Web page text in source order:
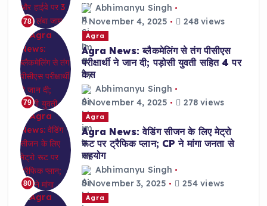
78
Abhimanyu Singh
November 4, 2025
248 views
79
Agra
Agra News: ब्लैकमेलिंग से तंग पीसीएस
परीक्षार्थी ने जान दी; पड़ोसी युवती सहित 4 पर
केस
Abhimanyu Singh
November 4, 2025
278 views
80
Agra
Agra News: वेडिंग सीजन के लिए मेट्रो
रूट पर ट्रैफिक प्लान; CP ने मांगा जनता से
सहयोग
Abhimanyu Singh
November 3, 2025
254 views
Agra